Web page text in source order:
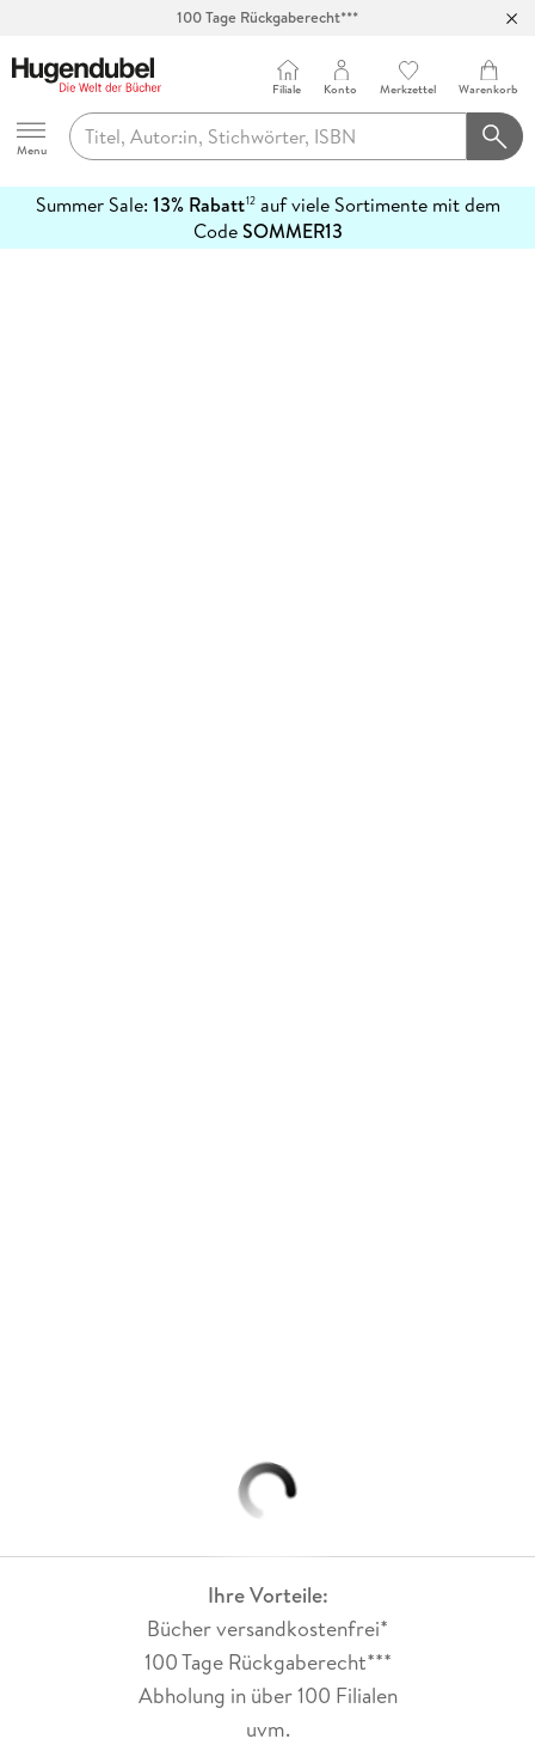
100 Tage Rückgaberecht***
Hugendubel
Menu
Filiale Konto Merkzettel Warenkorb
Summer Sale: 13% Rabatt12auf viele Sortimente mit dem
CodeSOMMER13
erfahren
Ihre Vorteile:
Bücher versandkostenfrei*
100 Tage Rückgaberecht***
Abholung in über 100 Filialen
uvm.